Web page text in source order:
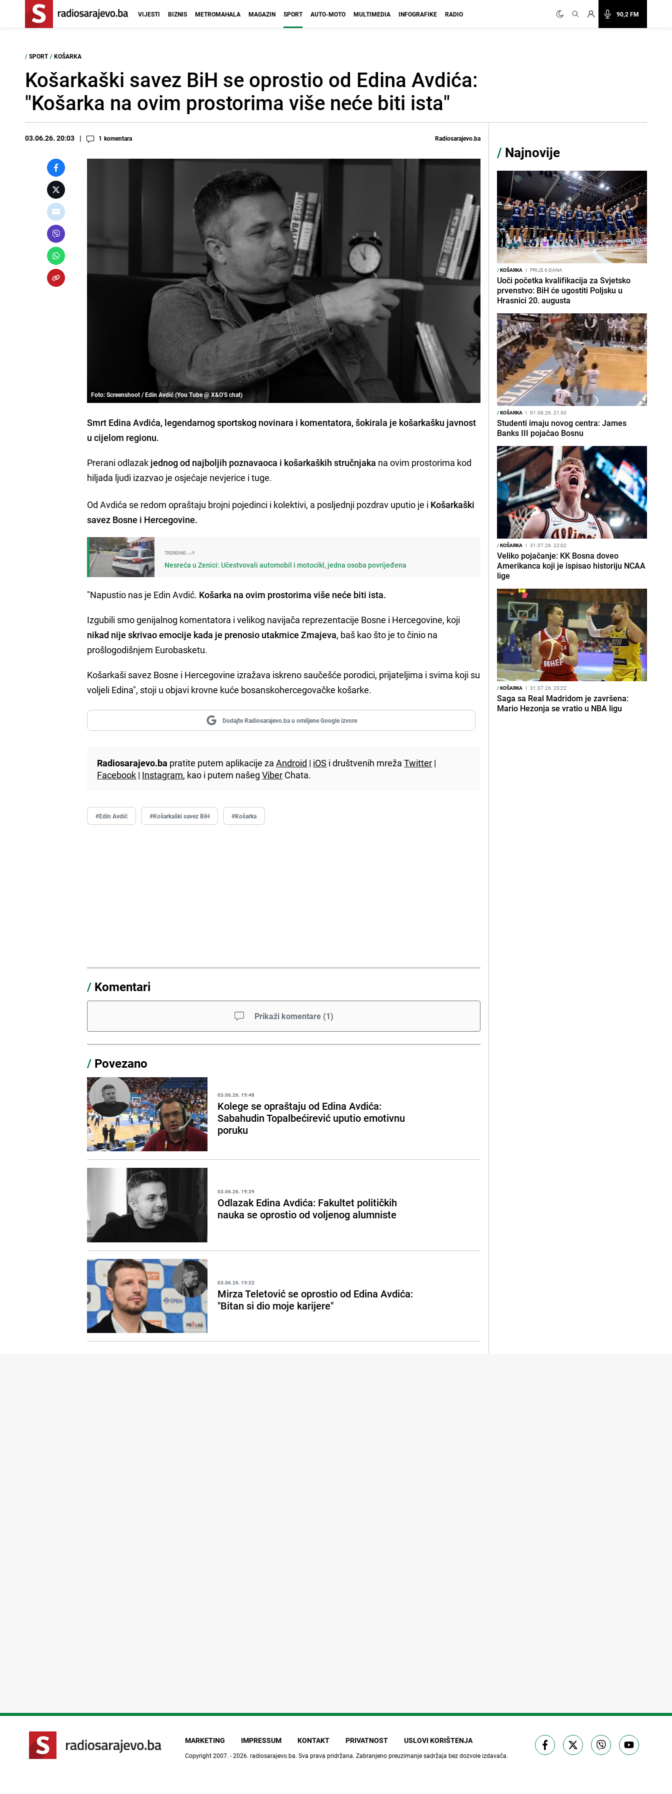
90,2 FM
VIJESTI BIZNIS METROMAHALA MAGAZIN SPORT AUTO-MOTO MULTIMEDIA INFOGRAFIKE RADIO
/ SPORT / KOŠARKA
Košarkaški savez BiH se oprostio od Edina Avdića:
"Košarka na ovim prostorima više neće biti ista"
03.06.26. 20:03 1 komentara Radiosarajevo.ba
Foto: Screenshoot / Edin Avdić (You Tube @ X&O'S chat)
Smrt Edina Avdića, legendarnog sportskog novinara i komentatora, šokirala je košarkašku javnost
u cijelom regionu.
Prerani odlazak jednog od najboljih poznavaoca i košarkaških stručnjaka na ovim prostorima kod
hiljada ljudi izazvao je osjećaje nevjerice i tuge.
Od Avdića se redom opraštaju brojni pojedinci i kolektivi, a posljednji pozdrav uputio je i Košarkaški
savez Bosne i Hercegovine.
TRENDING
Nesreća u Zenici: Učestvovali automobil i motocikl, jedna osoba povrijeđena
"Napustio nas je Edin Avdić. Košarka na ovim prostorima više neće biti ista.
Izgubili smo genijalnog komentatora i velikog navijača reprezentacije Bosne i Hercegovine, koji
nikad nije skrivao emocije kada je prenosio utakmice Zmajeva, baš kao što je to činio na
prošlogodišnjem Eurobasketu.
Košarkaši savez Bosne i Hercegovine izražava iskreno saučešće porodici, prijateljima i svima koji su
voljeli Edina", stoji u objavi krovne kuće bosanskohercegovačke košarke.
Dodajte Radiosarajevo.ba u omiljene Google izvore
Radiosarajevo.ba pratite putem aplikacije zaAndroid | iOS i društvenih mrežaTwitter |
Facebook | Instagram, kao i putem našegViber Chata.
#Edin Avdić #Košarkaški savez BiH #Košarka
/ Komentari
Prikaži komentare (1)
/ Povezano
03.06.26. 19:48
Kolege se opraštaju od Edina Avdića:
Sabahudin Topalbećirević uputio emotivnu
poruku
03.06.26. 19:39
Odlazak Edina Avdića: Fakultet političkih
nauka se oprostio od voljenog alumniste
03.06.26. 19:22
Mirza Teletović se oprostio od Edina Avdića:
"Bitan si dio moje karijere"
/ Najnovije
/KOŠARKA I PRIJE 6 DANA
Uoči početka kvalifikacija za Svjetsko
prvenstvo: BiH će ugostiti Poljsku u
Hrasnici 20. augusta
/KOŠARKA I 01.08.26. 21:30
Studenti imaju novog centra: James
Banks III pojačao Bosnu
/KOŠARKA I 31.07.26. 22:02
Veliko pojačanje: KK Bosna doveo
Amerikanca koji je ispisao historiju NCAA
lige
/KOŠARKA I 31.07.26. 20:22
Saga sa Real Madridom je završena:
Mario Hezonja se vratio u NBA ligu
MARKETING IMPRESSUM KONTAKT PRIVATNOST USLOVI KORIŠTENJA
Copyright 2007. - 2026. radiosarajevo.ba. Sva prava pridržana. Zabranjeno preuzimanje sadržaja bez dozvole izdavača.